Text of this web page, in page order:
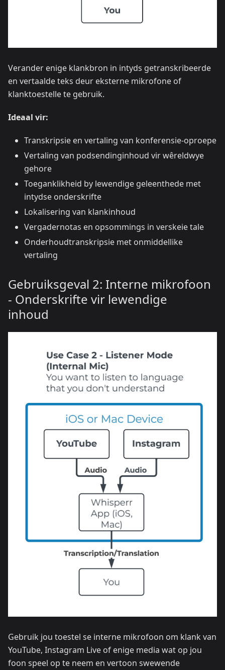
Verander enige klankbron in intyds getranskribeerde
en vertaalde teks deur eksterne mikrofone of
klanktoestelle te gebruik.
Ideaal vir:
Transkripsie en vertaling van konferensie-oproepe
Vertaling van podsendinginhoud vir wêreldwye
gehore
Toeganklikheid by lewendige geleenthede met
intydse onderskrifte
Lokalisering van klankinhoud
Vergadernotas en opsommings in verskeie tale
Onderhoudtranskripsie met onmiddellike
vertaling
Gebruiksgeval 2: Interne mikrofoon
- Onderskrifte vir lewendige
inhoud
Gebruik jou toestel se interne mikrofoon om klank van
YouTube, Instagram Live of enige media wat op jou
foon speel op te neem en vertoon swewende